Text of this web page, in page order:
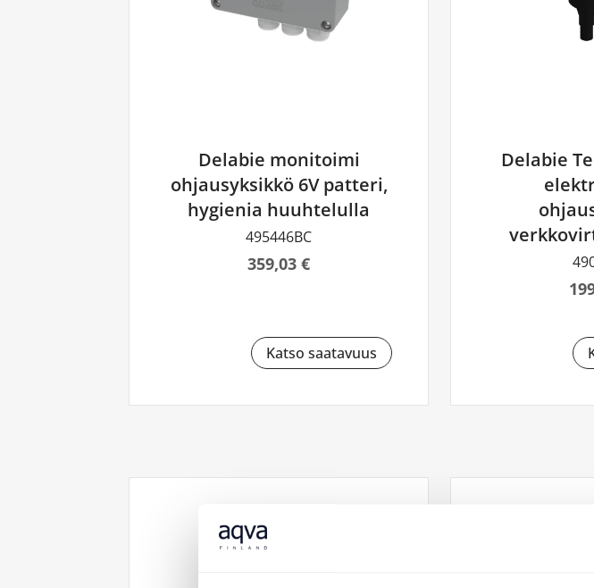
Delabie monitoimi
ohjausyksikkö 6V patteri,
hygienia huuhtelulla
495446BC
359,03 €
Katso saatavuus
Delabie